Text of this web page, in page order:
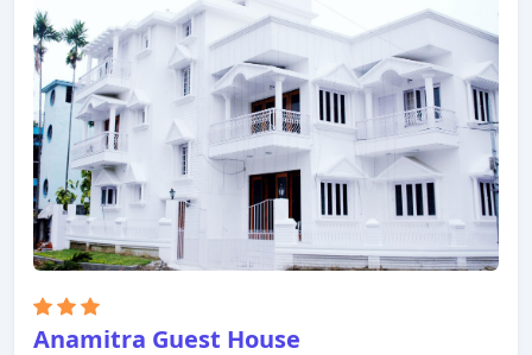
rokok, AC untuk memastikan kenyamanan istirahat
malam Anda. Beristirahatlah setelah seharian
beraktivitas dan nikmati pusat kebugaran, kolam
renang luar ruangan, taman. Apa pun alasan Anda
mengunjungi Kolkata, The Sonnet Hotel akan
membuat Anda langsung merasa seperti di rumah.
Anamitra Guest House